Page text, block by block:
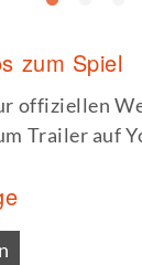
zum Spiel
offiziellen
Trailer auf